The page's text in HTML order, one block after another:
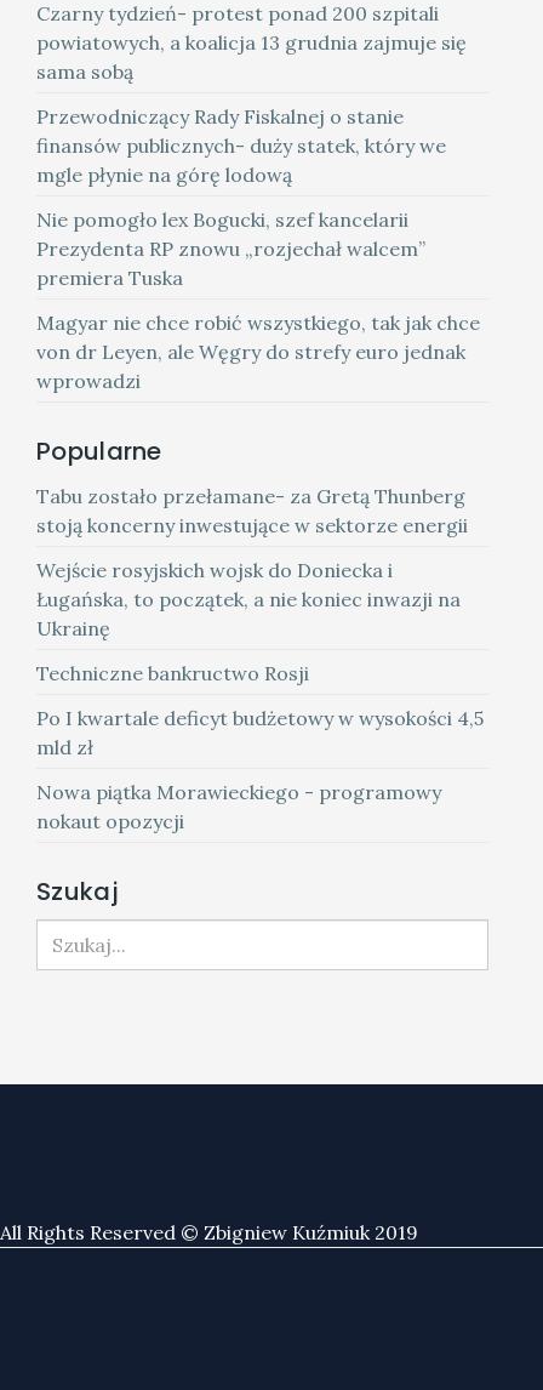
Czarny tydzień- protest ponad 200 szpitali
powiatowych, a koalicja 13 grudnia zajmuje się
sama sobą
Przewodniczący Rady Fiskalnej o stanie
finansów publicznych- duży statek, który we
mgle płynie na górę lodową
Nie pomogło lex Bogucki, szef kancelarii
Prezydenta RP znowu „rozjechał walcem”
premiera Tuska
Magyar nie chce robić wszystkiego, tak jak chce
von dr Leyen, ale Węgry do strefy euro jednak
wprowadzi
Popularne
Tabu zostało przełamane- za Gretą Thunberg
stoją koncerny inwestujące w sektorze energii
Wejście rosyjskich wojsk do Doniecka i
Ługańska, to początek, a nie koniec inwazji na
Ukrainę
Techniczne bankructwo Rosji
Po I kwartale deficyt budżetowy w wysokości 4,5
mld zł
Nowa piątka Morawieckiego - programowy
nokaut opozycji
Szukaj
Szukaj...
All Rights Reserved © Zbigniew Kuźmiuk 2019